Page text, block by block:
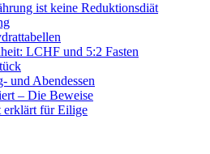
ist keine Reduktionsdiät
LCHF und 5:2 Fasten
und Abendessen
– Die Beweise
für Eilige